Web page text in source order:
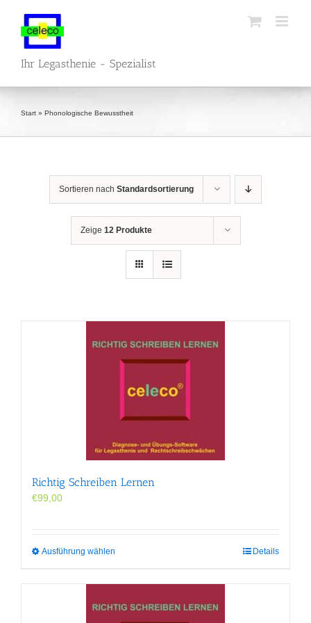
springen
Ihr Legasthenie - Spezialist
Start » Phonologische Bewusstheit
Sortieren nach Standardsortierung
Zeige 12 Produkte
Richtig Schreiben Lernen
€99,00
Ausführung wählen
Varianten
Details